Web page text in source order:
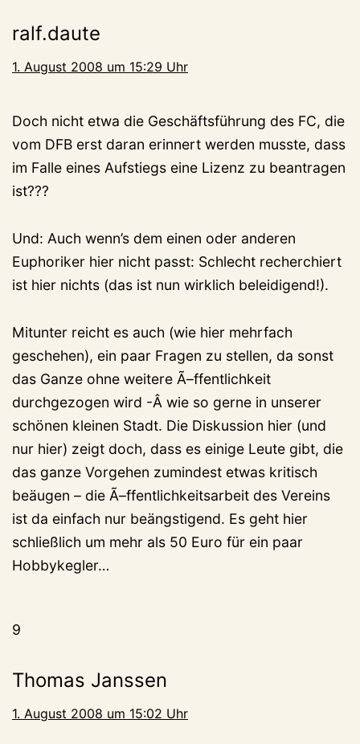
ralf.daute
1. August 2008 um 15:29 Uhr
Doch nicht etwa die Geschäftsführung des FC, die
vom DFB erst daran erinnert werden musste, dass
im Falle eines Aufstiegs eine Lizenz zu beantragen
ist???
Und: Auch wenn’s dem einen oder anderen
Euphoriker hier nicht passt: Schlecht recherchiert
ist hier nichts (das ist nun wirklich beleidigend!).
Mitunter reicht es auch (wie hier mehrfach
geschehen), ein paar Fragen zu stellen, da sonst
das Ganze ohne weitere Ã–ffentlichkeit
durchgezogen wird -Â wie so gerne in unserer
schönen kleinen Stadt. Die Diskussion hier (und
nur hier) zeigt doch, dass es einige Leute gibt, die
das ganze Vorgehen zumindest etwas kritisch
beäugen – die Ã–ffentlichkeitsarbeit des Vereins
ist da einfach nur beängstigend. Es geht hier
schließlich um mehr als 50 Euro für ein paar
Hobbykegler…
9
Thomas Janssen
1. August 2008 um 15:02 Uhr